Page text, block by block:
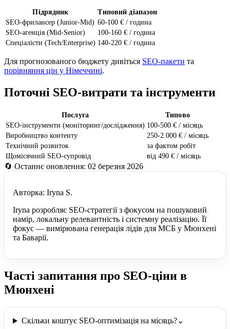
Підрядник
Типовий діапазон
SEO-фрилансер (Junior-Mid) 60-100 € / година
SEO-агенція (Mid-Senior)
100-160 € / година
Спеціалісти (Tech/Enterprise) 140-220 € / година
Для прогнозованого бюджету дивіться SEO-пакети та
порівняння цін у Німеччині.
Поточні SEO-витрати та інструменти
Послуга
Типово
SEO-інструменти (моніторинг/дослідження) 100-500 € / місяць
Виробництво контенту
250-2.000 € / місяць
Технічний розвиток
за фактом робіт
Щомісячний SEO-супровід
від 490 € / місяць
🔄 Останнє оновлення: 02 березня 2026
Авторка: Iryna S.
Iryna розробляє SEO-стратегії з фокусом на пошуковий
намір, локальну релевантність і системну реалізацію. Її
фокус — вимірювана генерація лідів для МСБ у Мюнхені
та Баварії.
Часті запитання про SEO-ціни в
Мюнхені
Скільки коштує SEO-оптимізація на місяць?⌄